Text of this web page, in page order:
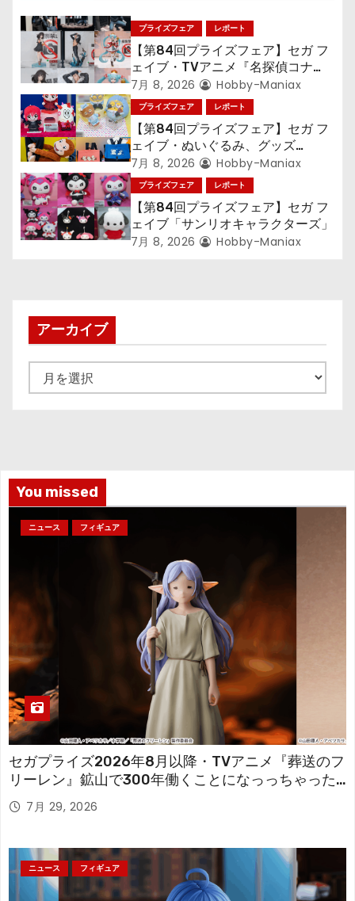
ョ
ン
プライズフェア レポート
【第84回プライズフェア】セガ フ
ェイブ・TVアニメ『名探偵コナ
ン』TVアニメ『呪術廻戦』『〈物
語〉シリーズ』「初音ミク」
7月 8, 2026 Hobby-Maniax
プライズフェア レポート
【第84回プライズフェア】セガ フ
ェイブ・ぬいぐるみ、グッズ
『LiSA』『ミニオン』『おさるの
ジョージ』『ポケットモンスター』
7月 8, 2026 Hobby-Maniax
プライズフェア レポート
【第84回プライズフェア】セガ フ
ェイブ「サンリオキャラクターズ」
7月 8, 2026 Hobby-Maniax
アーカイブ
ー
You missed
ニュース フィギュア
セガプライズ2026年8月以降・TVアニメ『葬送のフ
リーレン』鉱山で300年働くことになっっちゃった
「フリーレン」を立体化！
7月 29, 2026
ニュース フィギュア